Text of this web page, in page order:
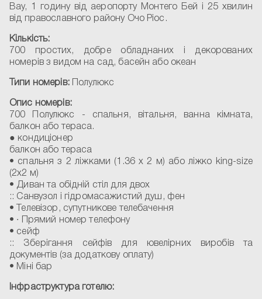
Bay, 1 годину від аеропорту Монтего Бей і 25 хвилин
від православного району Очо Ріос.
Кількість:
700 простих, добре обладнаних і декорованих
номерів з видом на сад, басейн або океан
Типи номерів: Полулюкс
Опис номерів:
700 Полулюкс
- спальня, вітальня, ванна кімната,
балкон або тераса.
● кондиціонер
балкон або тераса
• спальня з 2 ліжками (1.36 х 2 м) або ліжко king-size
(2х2 м)
• Диван та обідній стіл для двох
:: Санвузол і гідромасажистий душ, фен
• Телевізор, супутникове телебачення
• ∙ Прямий номер телефону
• сейф
:: Зберігання сейфів для ювелірних виробів та
документів (за додаткову оплату)
• Міні бар
Інфраструктура готелю: